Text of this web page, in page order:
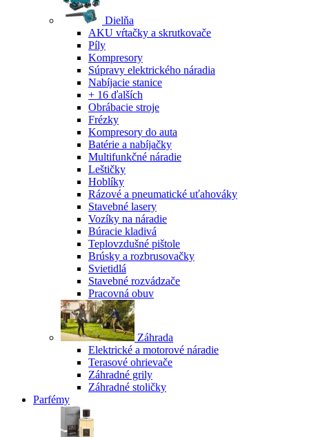
Dielňa
AKU vŕtačky a skrutkovače
Píly
Kompresory
Súpravy elektrického náradia
Nabíjacie stanice
+ 16 ďalších
Obrábacie stroje
Frézky
Kompresory do auta
Batérie a nabíjačky
Multifunkčné náradie
Leštičky
Hoblíky
Rázové a pneumatické uťahováky
Stavebné lasery
Vozíky na náradie
Búracie kladivá
Teplovzdušné pištole
Brúsky a rozbrusovačky
Svietidlá
Stavebné rozvádzače
Pracovná obuv
Záhrada
Elektrické a motorové náradie
Terasové ohrievače
Záhradné grily
Záhradné stoličky
Parfémy